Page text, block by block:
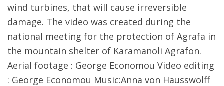
wind turbines, that will cause irreversible
damage. The video was created during the
national meeting for the protection of Agrafa in
the mountain shelter of Karamanοli Agrafon.
Aerial footage : George Economou Video editing
: George Economou Μusic:Anna von Hausswolff